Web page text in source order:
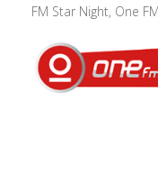
FM Star Night, One